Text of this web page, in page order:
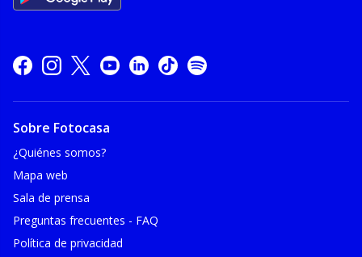
Sobre Fotocasa
¿Quiénes somos?
Mapa web
Sala de prensa
Preguntas frecuentes - FAQ
Política de privacidad